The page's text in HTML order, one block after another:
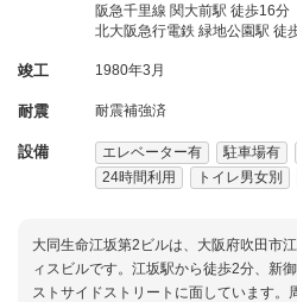
阪急千里線 関大前駅 徒歩16分
北大阪急行電鉄 緑地公園駅 徒
竣工 1980年3月
耐震 耐震補強済
設備 エレベーター有 駐車場有
24時間利用
トイレ男女別
大同生命江坂第2ビルは、大阪府吹田市
ィスビルです。江坂駅から徒歩2分、新
ストサイドストリートに面しています。